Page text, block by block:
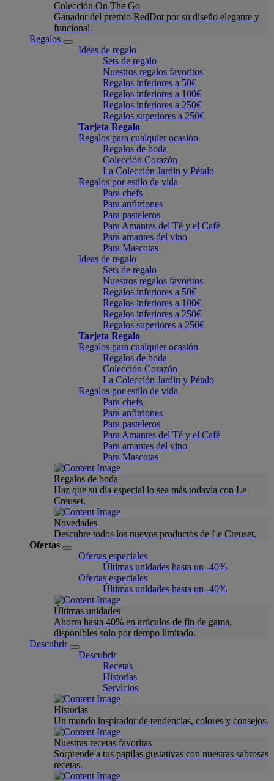
Colección On The Go
Ganador del premio RedDot por su diseño elegante y
funcional.
Regalos
Ideas de regalo
Sets de regalo
Nuestros regalos favoritos
Regalos inferiores a 50€
Regalos inferiores a 100€
Regalos inferiores a 250€
Regalos superiores a 250€
Tarjeta Regalo
Regalos para cualquier ocasión
Regalos de boda
Colección Corazón
La Colección Jardin y Pétalo
Regalos por estilo de vida
Para chefs
Para anfitriones
Para pasteleros
Para Amantes del Té y el Café
Para amantes del vino
Para Mascotas
Ideas de regalo
Sets de regalo
Nuestros regalos favoritos
Regalos inferiores a 50€
Regalos inferiores a 100€
Regalos inferiores a 250€
Regalos superiores a 250€
Tarjeta Regalo
Regalos para cualquier ocasión
Regalos de boda
Colección Corazón
La Colección Jardin y Pétalo
Regalos por estilo de vida
Para chefs
Para anfitriones
Para pasteleros
Para Amantes del Té y el Café
Para amantes del vino
Para Mascotas
Regalos de boda
Haz que su día especial lo sea más todavía con Le
Creuset.
Novedades
Descubre todos los nuevos productos de Le Creuset.
Ofertas
Ofertas especiales
Últimas unidades hasta un -40%
Ofertas especiales
Últimas unidades hasta un -40%
Últimas unidades
Ahorra hasta 40% en artículos de fin de gama,
disponibles solo por tiempo limitado.
Descubrir
Descubrir
Recetas
Historias
Servicios
Historias
Un mundo inspirador de tendencias, colores y consejos.
Nuestras recetas favoritas
Sorprende a tus papilas gustativas con nuestras sabrosas
recetas.